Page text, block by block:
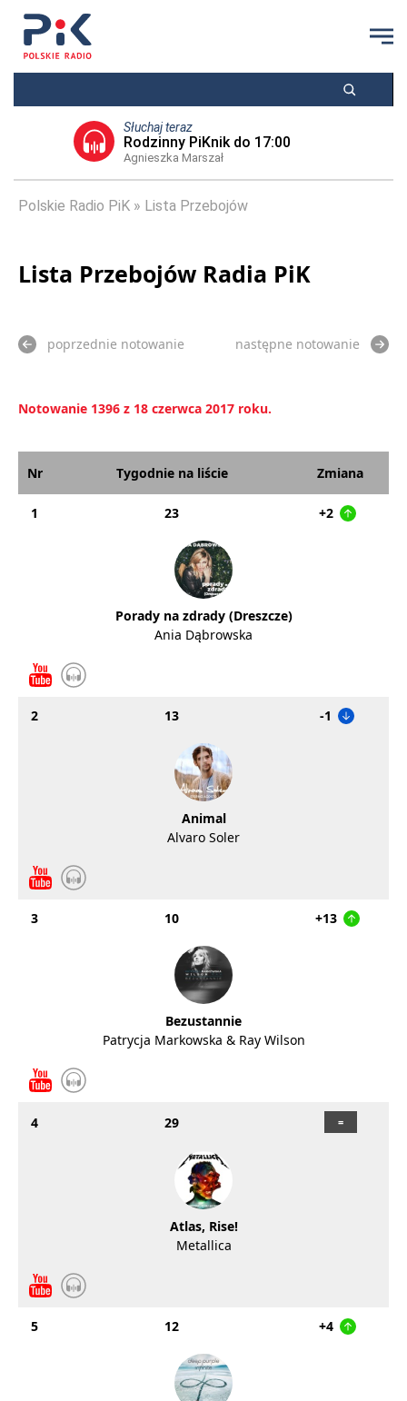
Słuchaj teraz
Rodzinny PiKnik do 17:00
Agnieszka Marszał
Polskie Radio PiK Lista Przebojów
Lista Przebojów Radia PiK
poprzednie notowanie następne notowanie
Notowanie 1396 z 18 czerwca 2017 roku.
Nr Tygodnie na liście Zmiana
1 23 +2
Porady na zdrady (Dreszcze)
Ania Dąbrowska
2 13 -1
Animal
Alvaro Soler
3 10 +13
Bezustannie
Patrycja Markowska & Ray Wilson
4 29
Atlas, Rise!
Metallica
5 12 +4